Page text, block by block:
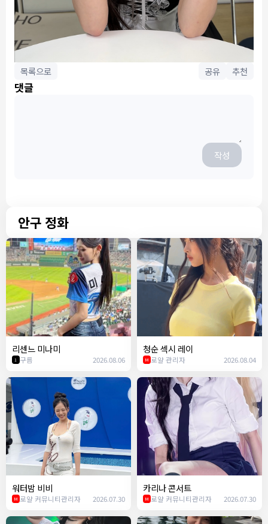
목록으로 공유 추천
댓글
작성
안구 정화
리센느 미나미
1 구름 2026.08.06
청순 섹시 레이
M 로얄 관리자 2026.08.04
워터밤 비비
M 로얄 커뮤니티관리자 2026.07.30
카리나 콘서트
M 로얄 커뮤니티관리자 2026.07.30